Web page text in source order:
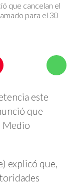
que cancelan el
para el 30
este
que
Medio
explicó que,